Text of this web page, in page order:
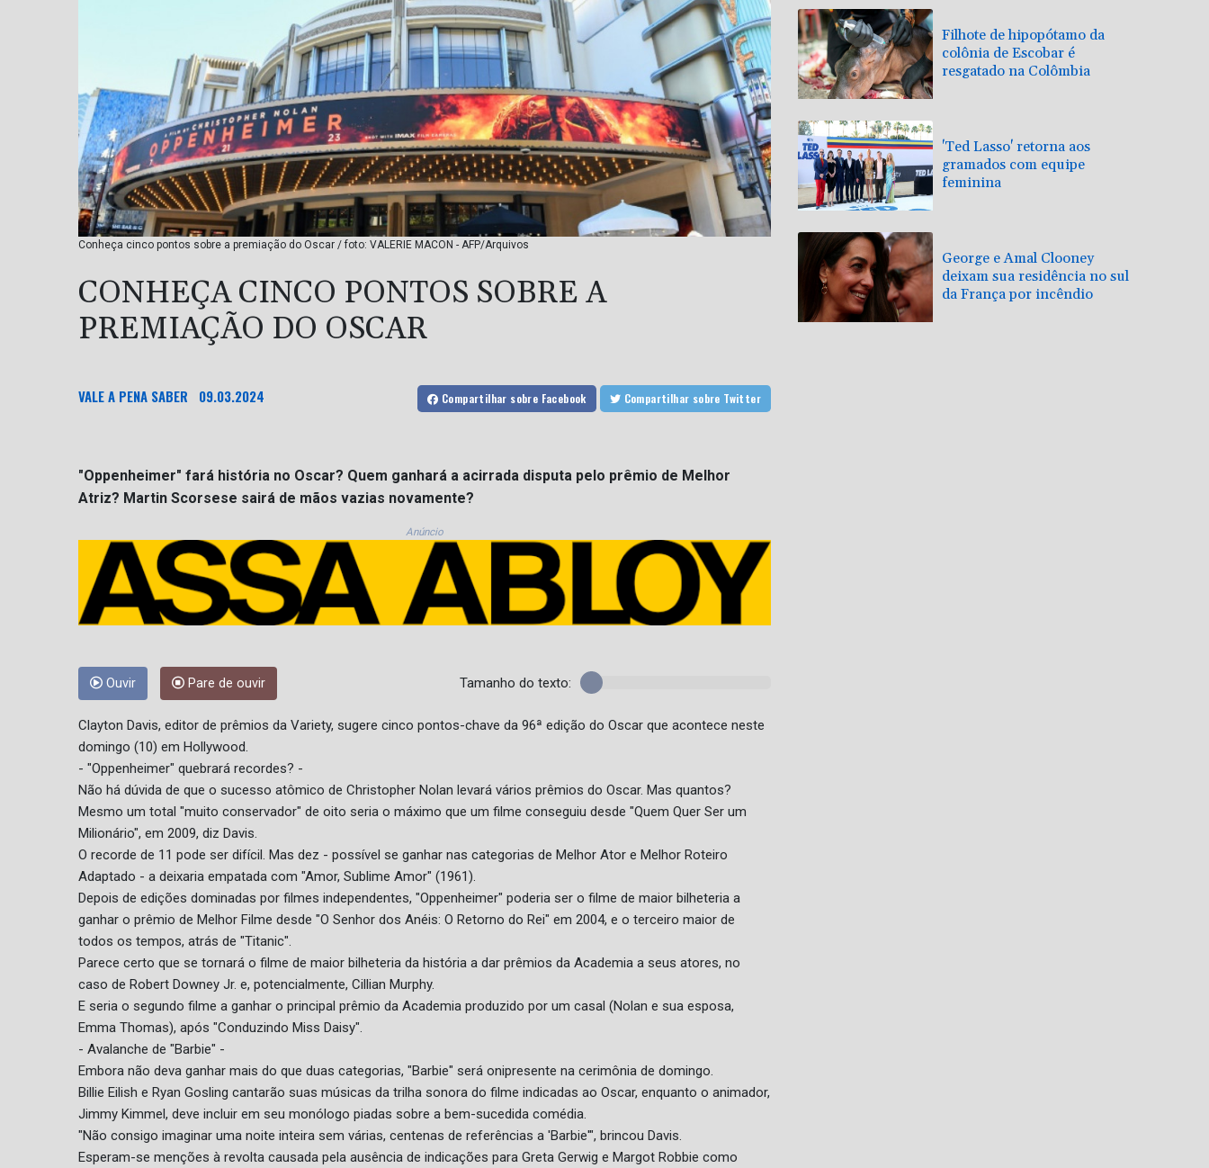
Conheça cinco pontos sobre a premiação do Oscar / foto: VALERIE MACON - AFP/Arquivos
CONHEÇA CINCO PONTOS SOBRE A
PREMIAÇÃO DO OSCAR
VALE A PENA SABER 09.03.2024 Compartilhar sobre Facebook Compartilhar sobre Twitter
"Oppenheimer" fará história no Oscar? Quem ganhará a acirrada disputa pelo prêmio de Melhor
Atriz? Martin Scorsese sairá de mãos vazias novamente?
Anúncio
Ouvir Pare de ouvir Tamanho do texto:
Clayton Davis, editor de prêmios da Variety, sugere cinco pontos-chave da 96ª edição do Oscar que acontece neste
domingo (10) em Hollywood.
- "Oppenheimer" quebrará recordes? -
Não há dúvida de que o sucesso atômico de Christopher Nolan levará vários prêmios do Oscar. Mas quantos?
Mesmo um total "muito conservador" de oito seria o máximo que um filme conseguiu desde "Quem Quer Ser um
Milionário", em 2009, diz Davis.
O recorde de 11 pode ser difícil. Mas dez - possível se ganhar nas categorias de Melhor Ator e Melhor Roteiro
Adaptado - a deixaria empatada com "Amor, Sublime Amor" (1961).
Depois de edições dominadas por filmes independentes, "Oppenheimer" poderia ser o filme de maior bilheteria a
ganhar o prêmio de Melhor Filme desde "O Senhor dos Anéis: O Retorno do Rei" em 2004, e o terceiro maior de
todos os tempos, atrás de "Titanic".
Parece certo que se tornará o filme de maior bilheteria da história a dar prêmios da Academia a seus atores, no
caso de Robert Downey Jr. e, potencialmente, Cillian Murphy.
E seria o segundo filme a ganhar o principal prêmio da Academia produzido por um casal (Nolan e sua esposa,
Emma Thomas), após "Conduzindo Miss Daisy".
- Avalanche de "Barbie" -
Embora não deva ganhar mais do que duas categorias, "Barbie" será onipresente na cerimônia de domingo.
Billie Eilish e Ryan Gosling cantarão suas músicas da trilha sonora do filme indicadas ao Oscar, enquanto o animador,
Jimmy Kimmel, deve incluir em seu monólogo piadas sobre a bem-sucedida comédia.
"Não consigo imaginar uma noite inteira sem várias, centenas de referências a 'Barbie'", brincou Davis.
Esperam-se menções à revolta causada pela ausência de indicações para Greta Gerwig e Margot Robbie como
Filhote de hipopótamo da
colônia de Escobar é
resgatado na Colômbia
'Ted Lasso' retorna aos
gramados com equipe
feminina
George e Amal Clooney
deixam sua residência no sul
da França por incêndio